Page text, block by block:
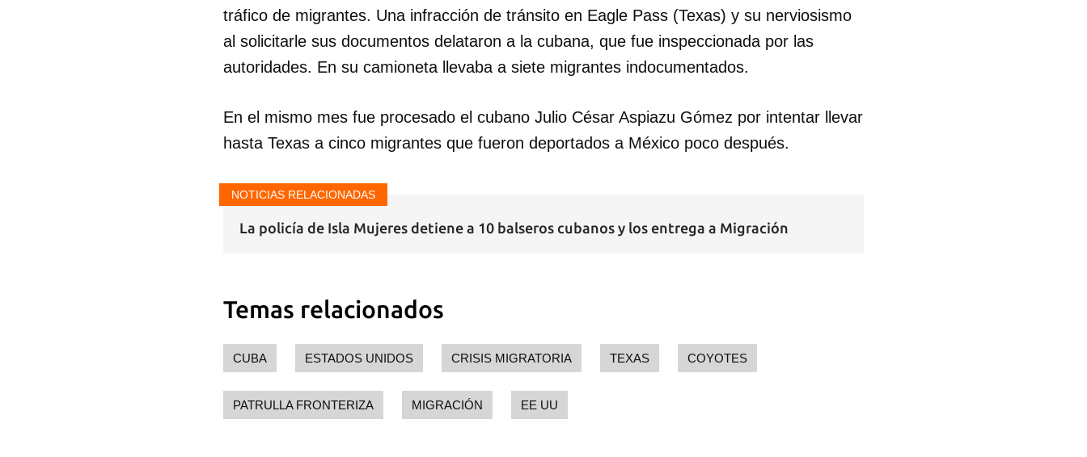
tráfico de migrantes. Una infracción de tránsito en Eagle Pass (Texas) y su nerviosismo
al solicitarle sus documentos delataron a la cubana, que fue inspeccionada por las
autoridades. En su camioneta llevaba a siete migrantes indocumentados.
En el mismo mes fue procesado el cubano Julio César Aspiazu Gómez por intentar llevar
hasta Texas a cinco migrantes que fueron deportados a México poco después.
NOTICIAS RELACIONADAS
La policía de Isla Mujeres detiene a 10 balseros cubanos y los entrega a Migración
Temas relacionados
CUBA ESTADOS UNIDOS CRISIS MIGRATORIA TEXAS COYOTES
PATRULLA FRONTERIZA MIGRACIÓN EE UU